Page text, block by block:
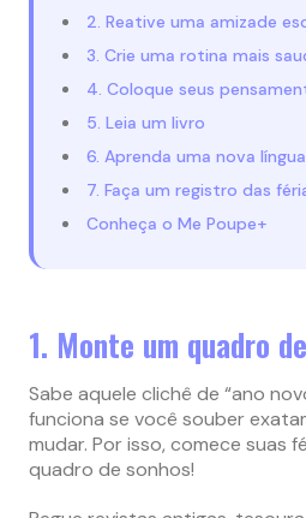
2. Reative uma amizade
3. Crie uma rotina mais
4. Coloque seus
5. Leia um livro
6. Aprenda uma nova língua
7. Faça um registro das
Conheça o Me Poupe+
1. Monte um quadro
Sabe aquele clichê de “ano
funciona se você souber
mudar. Por isso, comece suas
quadro de sonhos!